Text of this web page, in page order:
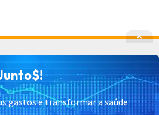
Cadastrar Quem Somos
gastos e transformar a saúde